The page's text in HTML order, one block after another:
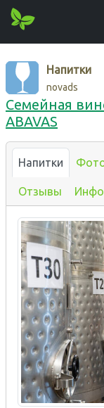
Напитки
novads
Семейная
ABAVAS
Напитки
Отзывы Инфо